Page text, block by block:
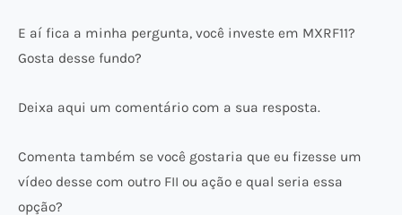
E aí fica a minha pergunta, você investe em MXRF11?
Gosta desse fundo?
Deixa aqui um comentário com a sua resposta.
Comenta também se você gostaria que eu fizesse um
vídeo desse com outro FII ou ação e qual seria essa
opção?